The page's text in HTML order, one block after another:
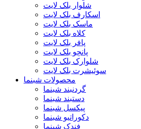
شلوار بلک لایت
اسکارف بلک لایت
ماسک بلک لایت
کلاه بلک لایت
پافر بلک لایت
پانچو بلک لایت
شلوارک بلک لایت
سوئیشرت بلک لایت
محصولات شبنما
گردنبند شبنما
دستبند شبنما
پیکسل شبنما
دکوراتیو شبنما
فندک شبنما